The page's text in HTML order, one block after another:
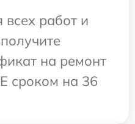
работ и
на ремонт
сроком на 36